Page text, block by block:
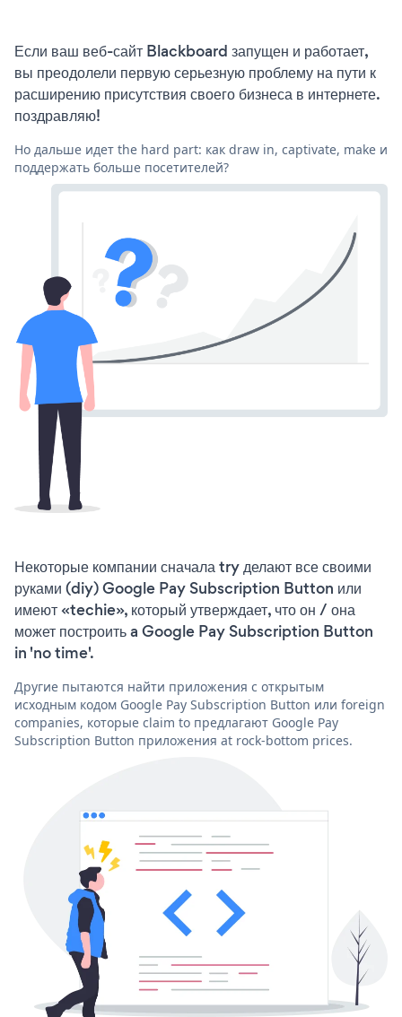
Если ваш веб-сайт Blackboard запущен и работает,
вы преодолели первую серьезную проблему на пути к
расширению присутствия своего бизнеса в интернете.
поздравляю!
Но дальше идет the hard part: как draw in, captivate, make и
поддержать больше посетителей?
Некоторые компании сначала try делают все своими
руками (diy) Google Pay Subscription Button или
имеют «techie», который утверждает, что он / она
может построить a Google Pay Subscription Button
in 'no time'.
Другие пытаются найти приложения с открытым
исходным кодом Google Pay Subscription Button или foreign
companies, которые claim to предлагают Google Pay
Subscription Button приложения at rock-bottom prices.